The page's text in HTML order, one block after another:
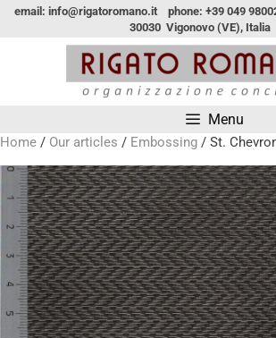
email: info@rigatoromano.it phone: +39 049
30030 Vigonovo (VE), Italia
Menu
Home / Our articles / Embossing / St.